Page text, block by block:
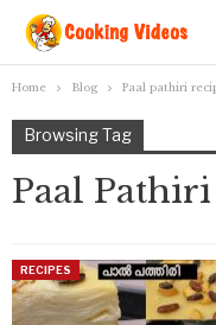
Home Blog Paal pathiri
Browsing Tag
Paal
RECIPES